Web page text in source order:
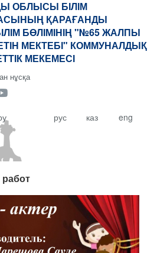
ОБЛЫСЫ БІЛІМ
ҚАРАҒАНДЫ
БӨЛІМІНІҢ "№65 ЖАЛПЫ
МЕКТЕБІ" КОММУНАЛДЫҚ
МЕКЕМЕСІ
нұсқа
рус каз eng